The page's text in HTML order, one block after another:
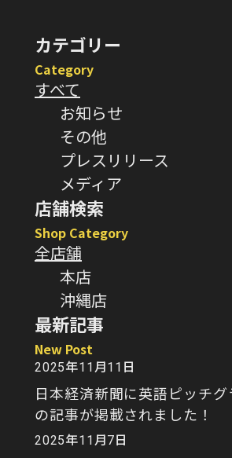
カテゴリー
Category
すべて
お知らせ
その他
プレスリリース
メディア
店舗検索
Shop Category
全店舗
本店
沖縄店
最新記事
New Post
2025年11月11日
日本経済新聞に英語ピッチグ
の記事が掲載されました！
2025年11月7日